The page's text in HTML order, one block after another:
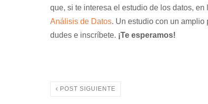
que, si te interesa el estudio de los datos,
Análisis de Datos. Un estudio con un
dudes e inscríbete. ¡Te esperamos!
POST SIGUIENTE